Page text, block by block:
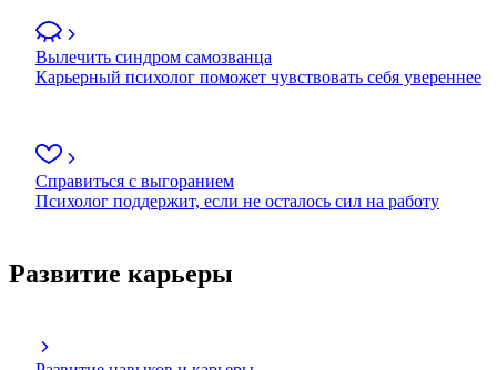
Вылечить синдром самозванца
Карьерный психолог поможет чувствовать себя увереннее
Справиться с выгоранием
Психолог поддержит, если не осталось сил на работу
Развитие карьеры